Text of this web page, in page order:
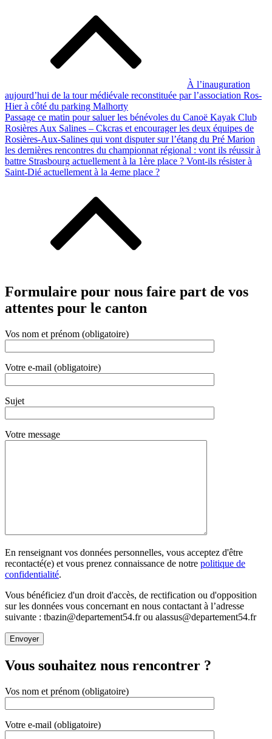
À l’inauguration
aujourd’hui de la tour médiévale reconstituée par l’association Ros-
Hier à côté du parking Malhorty
Passage ce matin pour saluer les bénévoles du Canoë Kayak Club
Rosières Aux Salines – Ckcras et encourager les deux équipes de
Rosières-Aux-Salines qui vont disputer sur l’étang du Pré Marion
les dernières rencontres du championnat régional : vont ils réussir à
battre Strasbourg actuellement à la 1ère place ? Vont-ils résister à
Saint-Dié actuellement à la 4eme place ?
Formulaire pour nous faire part de vos
attentes pour le canton
Vos nom et prénom (obligatoire)
Votre e-mail (obligatoire)
Sujet
Votre message
En renseignant vos données personnelles, vous acceptez d'être
recontacté(e) et vous prenez connaissance de notre politique de
confidentialité.
Vous bénéficiez d'un droit d'accès, de rectification ou d'opposition
sur les données vous concernant en nous contactant à l’adresse
suivante : tbazin@departement54.fr ou alassus@departement54.fr
Vous souhaitez nous rencontrer ?
Vos nom et prénom (obligatoire)
Votre e-mail (obligatoire)